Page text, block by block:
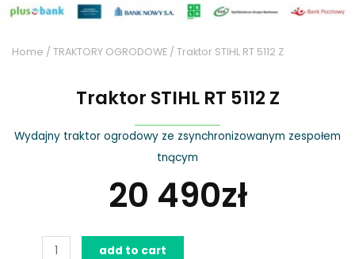
Home / TRAKTORY OGRODOWE / Traktor STIHL RT 5112 Z
Traktor STIHL RT 5112 Z
Wydajny traktor ogrodowy ze zsynchronizowanym zespołem
tnącym
20 490zł
Traktor
add to cart